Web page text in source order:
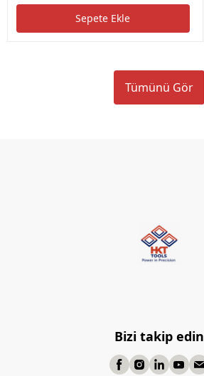
Sepete Ekle
Tümünü Gör
Bizi takip edin